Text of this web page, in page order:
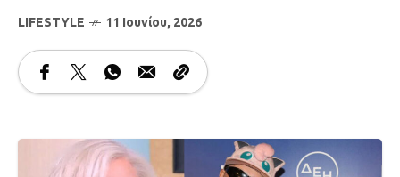
LIFESTYLE 11 Ιουνίου, 2026